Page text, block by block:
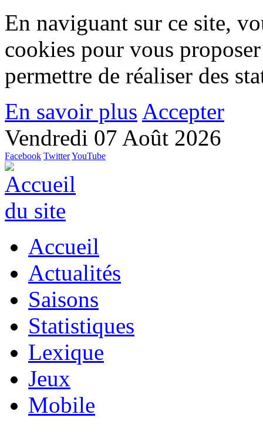
En naviguant sur ce site,
cookies pour vous
permettre de réaliser des
En savoir plus Accepter
Vendredi 07 Août 2026
Facebook TwitterYouTube
Accueil
Actualités
Saisons
Statistiques
Lexique
Jeux
Mobile